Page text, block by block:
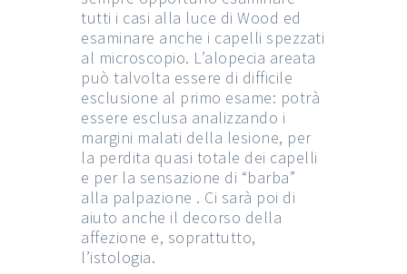
tutti i casi alla luce di Wood ed
esaminare anche i capelli spezzati
al microscopio. L’alopecia areata
può talvolta essere di difficile
esclusione al primo esame: potrà
essere esclusa analizzando i
margini malati della lesione, per
la perdita quasi totale dei capelli
e per la sensazione di “barba”
alla palpazione . Ci sarà poi di
aiuto anche il decorso della
affezione e, soprattutto,
l’istologia.